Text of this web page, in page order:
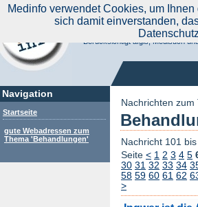
Navigation
Startseite
gute Webadressen zum
Thema 'Behandlungen'
Suchen Sie noch oder Finden Sie
Medinfo.de - Meta-Portal für
Berücksichtigt afgis, Medisuch
Nachrichten zum
Nachricht 101
Seite < 1 2 3 4 5
30 31 32 33 34
58 59 60 61 62
>
Medinfo verwendet Cookies, um
sich damit einverstanden,